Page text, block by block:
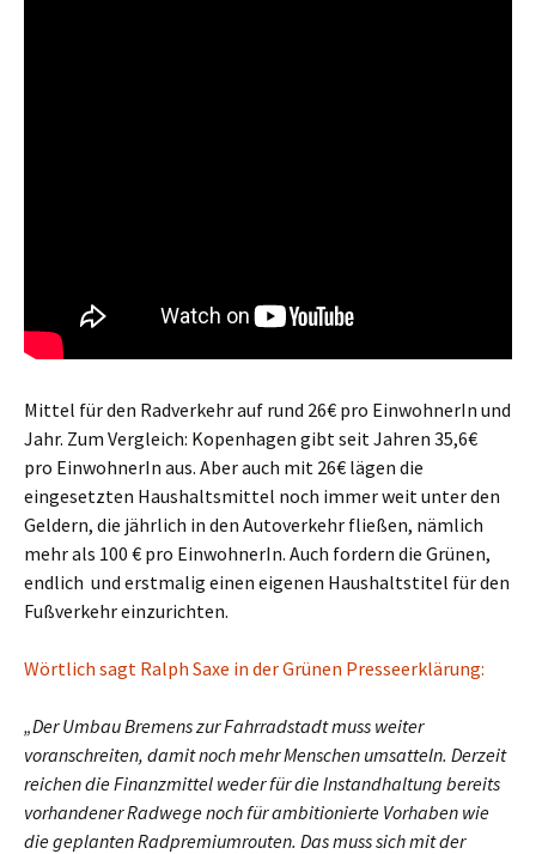
Mittel für den Radverkehr auf rund 26€ pro EinwohnerIn und
Jahr. Zum Vergleich: Kopenhagen gibt seit Jahren 35,6€
pro EinwohnerIn aus. Aber auch mit 26€ lägen die
eingesetzten Haushaltsmittel noch immer weit unter den
Geldern, die jährlich in den Autoverkehr fließen, nämlich
mehr als 100 € pro EinwohnerIn. Auch fordern die Grünen,
endlich und erstmalig einen eigenen Haushaltstitel für den
Fußverkehr einzurichten.
Wörtlich sagt Ralph Saxe in der Grünen Presseerklärung:
„Der Umbau Bremens zur Fahrradstadt muss weiter
voranschreiten, damit noch mehr Menschen umsatteln. Derzeit
reichen die Finanzmittel weder für die Instandhaltung bereits
vorhandener Radwege noch für ambitionierte Vorhaben wie
die geplanten Radpremiumrouten. Das muss sich mit der